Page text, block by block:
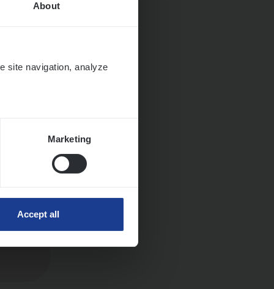
About
site navigation, analyze
Marketing
Accept all